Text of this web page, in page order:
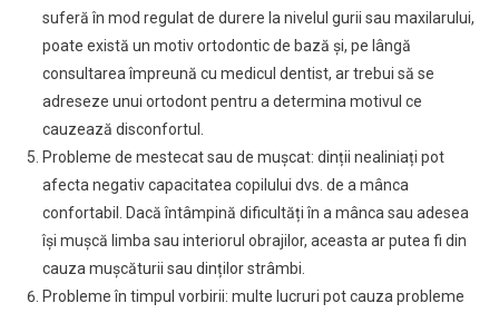
suferă în mod regulat de durere la nivelul gurii sau maxilarului,
poate există un motiv ortodontic de bază și, pe lângă
consultarea împreună cu medicul dentist, ar trebui să se
adreseze unui ortodont pentru a determina motivul ce
cauzează disconfortul.
Probleme de mestecat sau de mușcat: dinții nealiniați pot
afecta negativ capacitatea copilului dvs. de a mânca
confortabil. Dacă întâmpină dificultăți în a mânca sau adesea
își mușcă limba sau interiorul obrajilor, aceasta ar putea fi din
cauza mușcăturii sau dinților strâmbi.
Probleme în timpul vorbirii: multe lucruri pot cauza probleme